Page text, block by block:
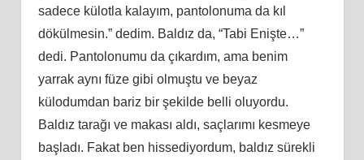
sadece külotla kalayım, pantolonuma da kıl
dökülmesin.” dedim. Baldız da, “Tabi Enişte…”
dedi. Pantolonumu da çıkardım, ama benim
yarrak aynı füze gibi olmuştu ve beyaz
külodumdan bariz bir şekilde belli oluyordu.
Baldız tarağı ve makası aldı, saçlarımı kesmeye
başladı. Fakat ben hissediyordum, baldız sürekli